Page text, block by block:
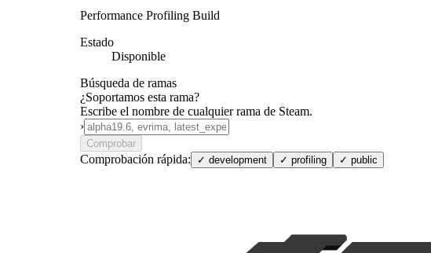
Performance Profiling Build
Estado
Disponible
Búsqueda de ramas
¿Soportamos esta rama?
Escribe el nombre de cualquier rama de Steam.
›
Comprobar
Comprobación rápida: ✓ development ✓ profiling ✓ public